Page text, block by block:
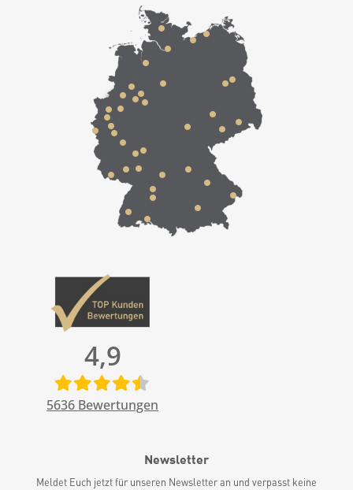
4,9
5636 Bewertungen
Newsletter
Meldet Euch jetzt für unseren Newsletter an und verpasst keine